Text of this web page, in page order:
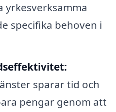
yrkesverksamma
specifika behoven i
sparar tid och
pengar genom att